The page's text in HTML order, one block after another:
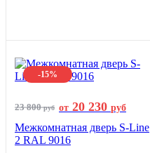
-15%
23 800руб от 20 230 руб
Межкомнатная дверь S-Line
2 RAL 9016